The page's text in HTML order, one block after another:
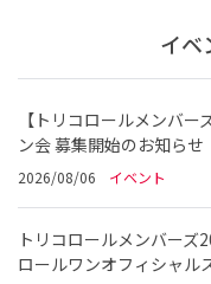
イベ
【トリコロールメンバ
ン会 募集開始のお知らせ
2026/08/06 イベント
トリコロールメンバーズ
ロールワンオフィシャル